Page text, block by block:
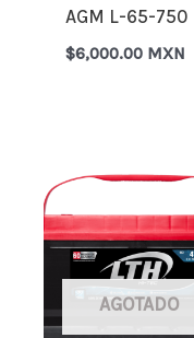
AGM L-65-750
$6,000.00 MXN
AGOTADO